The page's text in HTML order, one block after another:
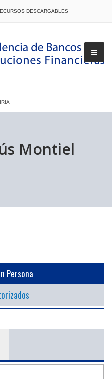
DESCARGABLES
Montiel
Persona